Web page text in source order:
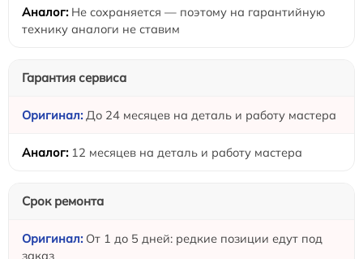
Не сохраняется — поэтому на гарантийную
технику аналоги не ставим
Гарантия сервиса
До 24 месяцев на деталь и работу мастера
12 месяцев на деталь и работу мастера
Срок ремонта
От 1 до 5 дней: редкие позиции едут под
заказ